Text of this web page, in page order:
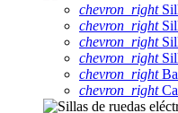
chevron_right
chevron_right
chevron_right
chevron_right
chevron_right
chevron_right